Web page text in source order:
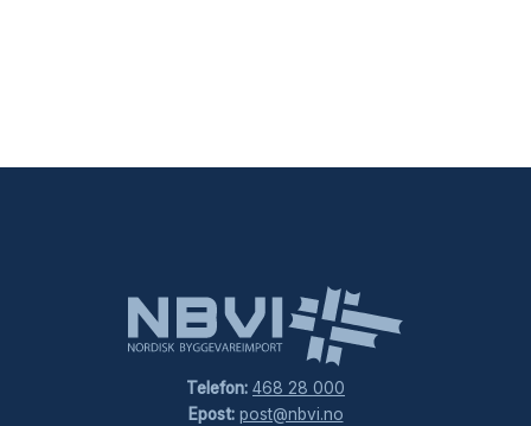
Telefon: 468 28 000
Epost: post@nbvi.no